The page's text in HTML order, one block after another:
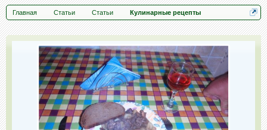
Главная Статьи Статьи Кулинарные рецепты